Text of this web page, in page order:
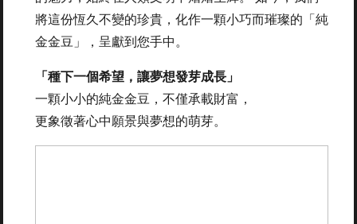
將這份恆久不變的珍貴，化作一顆小巧而璀璨的「純
金金豆」，呈獻到您手中。
「種下一個希望，讓夢想發芽成長」
一顆小小的純金金豆，不僅承載財富，
更象徵著心中願景與夢想的萌芽。